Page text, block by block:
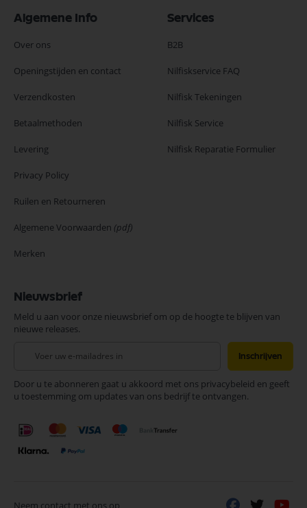
Algemene Info
Over ons
Openingstijden en contact
Verzendkosten
Betaalmethoden
Levering
Privacy Policy
Ruilen en Retourneren
Algemene Voorwaarden (pdf)
Merken
Services
B2B
Nilfiskservice FAQ
Nilfisk Tekeningen
Nilfisk Service
Nilfisk Reparatie Formulier
Nieuwsbrief
Meld u aan voor onze nieuwsbrief om op de hoogte te blijven van
nieuwe releases.
onze
nieuwsbrief
Inschrijven
Door u te abonneren gaat u akkoord met ons privacybeleid en geeft
u toestemming om updates van ons bedrijf te ontvangen.
Neem contact met ons op